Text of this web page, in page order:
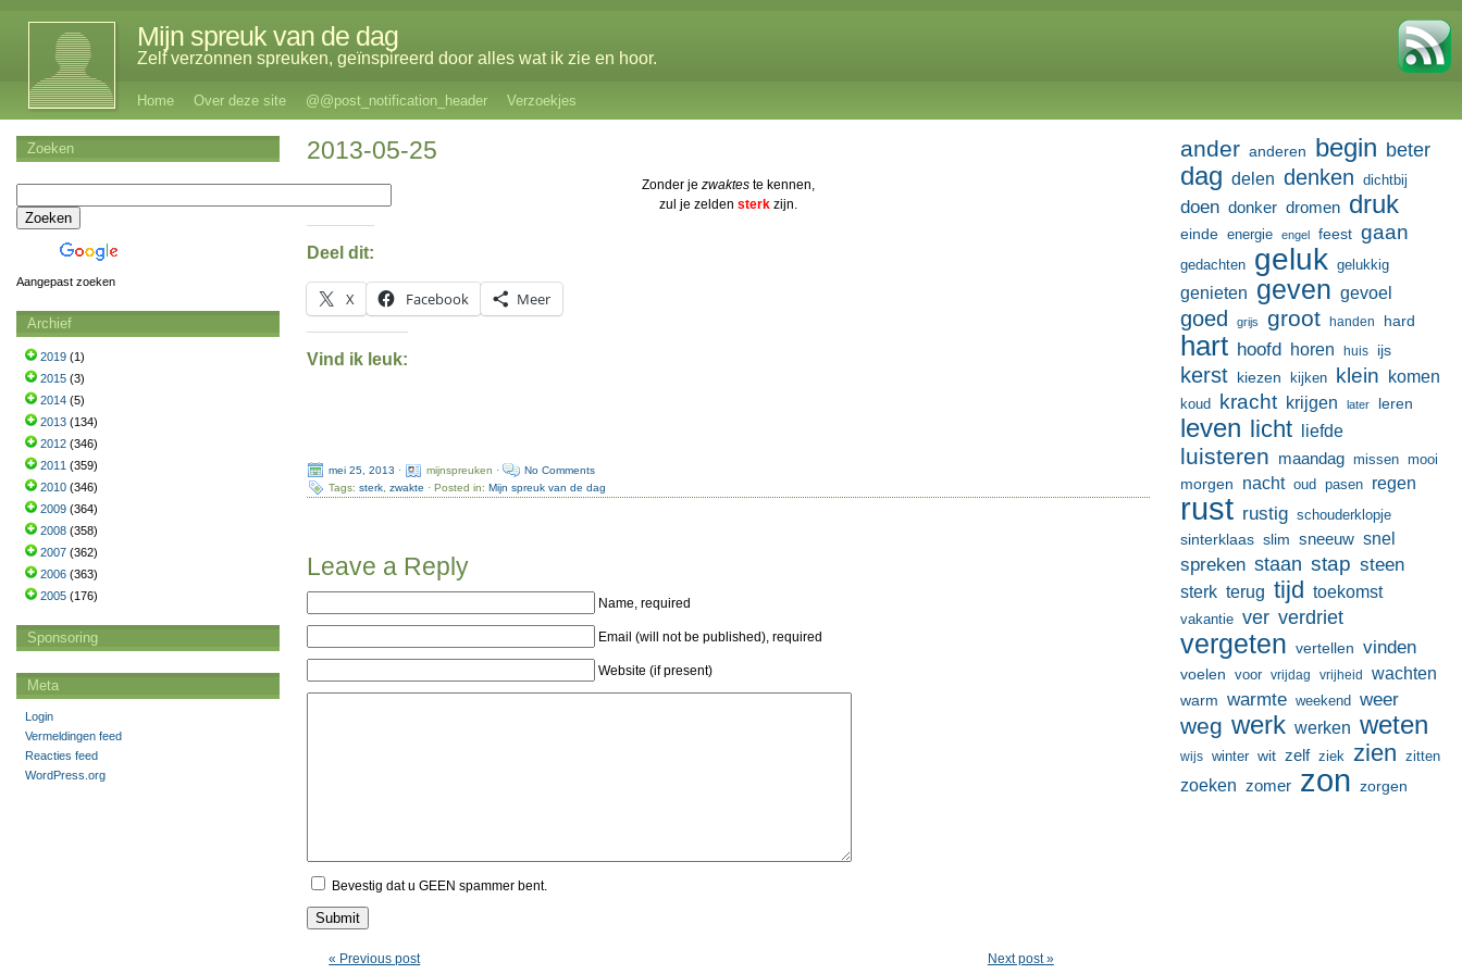
Mijn spreuk van de dag
Zelf verzonnen spreuken, geïnspireerd door alles wat ik zie en hoor.
Home Over deze site @@post_notification_header Verzoekjes
2013-05-25
Zonder jezwaktes te kennen,
zul je zeldensterk zijn.
Deel dit:
X Facebook Meer
Vind ik leuk:
mei 25, 2013 · mijnspreuken ·
No Comments
Tags:sterk ,zwakte · Posted in:Mijn spreuk van de dag
Leave a Reply
Name, required
Email (will not be published), required
Website (if present)
Bevestig dat u GEEN spammer bent.
« Previous post Next post »
ander anderen begin beter
dag delen denken dichtbij
doen donker dromen druk
einde energie engel feest gaan
gedachten geluk gelukkig
genieten geven gevoel
goed grijs groot handen hard
hart hoofd horen huis ijs
kerst kiezen kijken klein komen
koud kracht krijgen later leren
leven licht liefde
luisteren maandag missen mooi
morgen nacht oud pasen regen
rust rustig schouderklopje
sinterklaas slim sneeuw snel
spreken staan stap steen
sterk terug tijd toekomst
vakantie ver verdriet
vergeten vertellen vinden
voelen voor vrijdag vrijheid wachten
warm warmte weekend weer
weg werk werken weten
wijs winter wit zelf ziek zien zitten
zoeken zomer zon zorgen
Zoeken
Aangepast zoeken
Archief
2019 (1)
2015 (3)
2014 (5)
2013 (134)
2012 (346)
2011 (359)
2010 (346)
2009 (364)
2008 (358)
2007 (362)
2006 (363)
2005 (176)
Sponsoring
Meta
Login
Vermeldingen feed
Reacties feed
WordPress.org